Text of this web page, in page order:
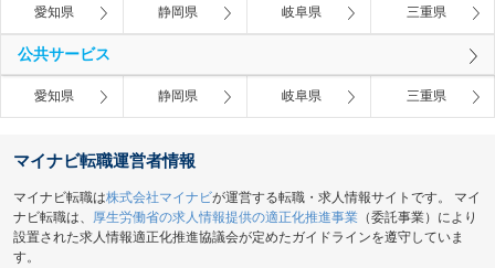
愛知県 静岡県 岐阜県 三重県
公共サービス
愛知県 静岡県 岐阜県 三重県
マイナビ転職運営者情報
マイナビ転職は株式会社マイナビが運営する転職・求人情報サイトです。 マイ
ナビ転職は、 厚生労働省の求人情報提供の適正化推進事業 （委託事業）により
設置された求人情報適正化推進協議会が定めたガイドラインを遵守していま
す。